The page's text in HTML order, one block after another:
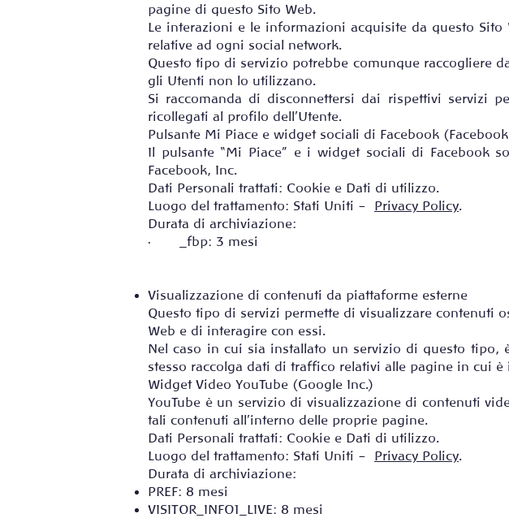
pagine di questo Sito Web.
Le interazioni e le informazioni acquisite da questo
relative ad ogni social network.
Questo tipo di servizio potrebbe comunque raccogliere
gli Utenti non lo utilizzano.
Si raccomanda di disconnettersi dai rispettivi servizi
ricollegati al profilo dell'Utente.
Pulsante Mi Piace e widget sociali di Facebook
Il pulsante “Mi Piace” e i widget sociali di Facebook
Facebook, Inc.
Dati Personali trattati: Cookie e Dati di utilizzo.
Luogo del trattamento: Stati Uniti – Privacy Policy.
Durata di archiviazione:
· _fbp: 3 mesi
Visualizzazione di contenuti da piattaforme esterne
Questo tipo di servizi permette di visualizzare contenuti
Web e di interagire con essi.
Nel caso in cui sia installato un servizio di questo
stesso raccolga dati di traffico relativi alle pagine in cui è
Widget Video YouTube (Google Inc.)
YouTube è un servizio di visualizzazione di contenuti
tali contenuti all’interno delle proprie pagine.
Dati Personali trattati: Cookie e Dati di utilizzo.
Luogo del trattamento: Stati Uniti – Privacy Policy.
Durata di archiviazione:
PREF: 8 mesi
VISITOR_INFO1_LIVE: 8 mesi